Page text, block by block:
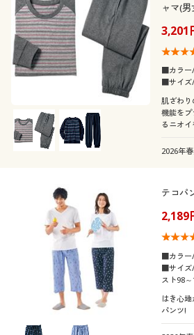
ャマ(
3,201
■カラー
■サイズ
肌ざわ
機能を
るニオ
2026年
テコパ
2,189
■カラー
■サイズ/
スト98
はき心
パンツ!